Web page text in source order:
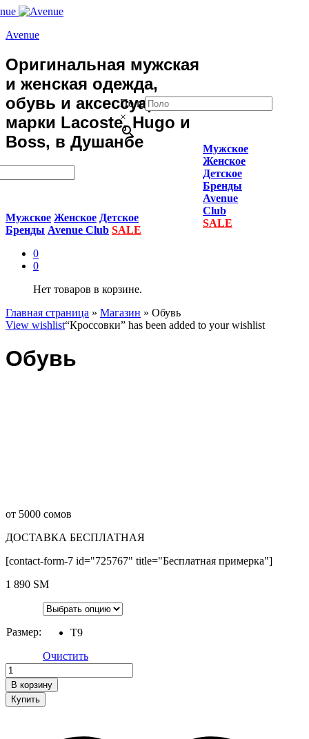
Avenue
Оригинальная мужская
и женская одежда,
обувь и аксессуары
марки Lacoste, Hugo и
Boss, в Душанбе
Мужское Женское Детское
Бренды Avenue Club SALE
0
0
Нет товаров в корзине.
Поло
×
Мужское
Женское
Детское
Бренды
Avenue
Club
SALE
Главная страница » Магазин » Обувь
View wishlist“Кроссовки” has been added to your wishlist
Обувь
от 5000 сомов
ДОСТАВКА БЕСПЛАТНАЯ
[contact-form-7 id="725767" title="Бесплатная примерка"]
1 890 ЅМ
Размер:
T9
Очистить
Обувь
quantity
В корзину
Купить